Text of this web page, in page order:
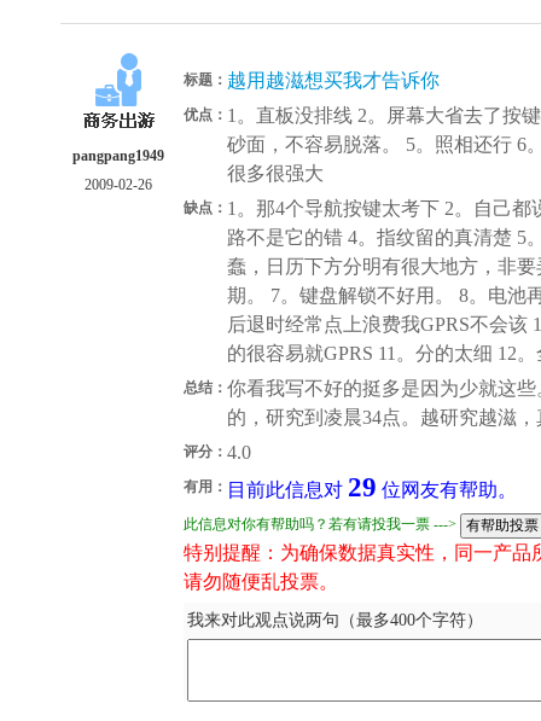
pangpang1949
2009-02-26
标题： 越用越滋想买我才告诉你
优点： 1。直板没排线 2。屏幕大省去了按
砂面，不容易脱落。 5。照相还行 6
很多很强大
缺点： 1。那4个导航按键太考下 2。自己
路不是它的错 4。指纹留的真清楚 5
蠢，日历下方分明有很大地方，非
期。 7。键盘解锁不好用。 8。电池
后退时经常点上浪费我GPRS不会
的很容易就GPRS 11。分的太细 12
总结： 你看我写不好的挺多是因为少就这
的，研究到凌晨34点。越研究越滋
评分： 4.0
有用： 目前此信息对 29 位网友有帮助。
此信息对你有帮助吗？若有请投我一票 --->
特别提醒：为确保数据真实性，同一产
请勿随便乱投票。
我来对此观点说两句（最多400个字符）